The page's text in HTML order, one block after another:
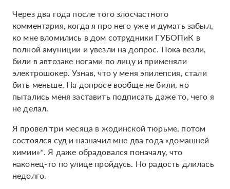
Через два года после того злосчастного
комментария, когда я про него уже и думать забыл,
ко мне вломились в дом сотрудники ГУБОПиК в
полной амуниции и увезли на допрос. Пока везли,
били в автозаке ногами по лицу и применяли
электрошокер. Узнав, что у меня эпилепсия, стали
бить меньше. На допросе вообще не били, но
пытались меня заставить подписать даже то, чего я
не делал.
Я провел три месяца в жодинской тюрьме, потом
состоялся суд и назначил мне два года «домашней
химии»*. Я даже обрадовался поначалу, что
наконец-то по улице пройдусь. Но радость длилась
недолго.